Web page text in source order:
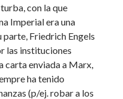
con la que
Imperial era una
parte, Friedrich Engels
las instituciones
carta enviada a Marx,
ha tenido
(p/ej. robar a los